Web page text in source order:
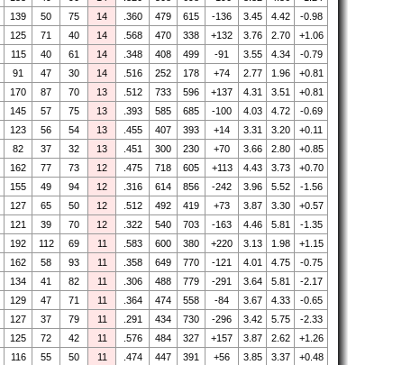
139 50 75 14 .360 479 615 -136 3.45 4.42
-0.98
125 71 40 14 .568 470 338 +132 3.76 2.70
+1.06
115 40 61 14 .348 408 499 -91 3.55 4.34
-0.79
91 47 30 14 .516 252 178 +74 2.77 1.96
+0.81
170 87 70 13 .512 733 596 +137 4.31 3.51
+0.81
145 57 75 13 .393 585 685 -100 4.03 4.72
-0.69
123 56 54 13 .455 407 393 +14 3.31 3.20
+0.11
82 37 32 13 .451 300 230 +70 3.66 2.80
+0.85
162 77 73 12 .475 718 605 +113 4.43 3.73
+0.70
155 49 94 12 .316 614 856 -242 3.96 5.52
-1.56
127 65 50 12 .512 492 419 +73 3.87 3.30
+0.57
121 39 70 12 .322 540 703 -163 4.46 5.81
-1.35
192 112 69 11 .583 600 380 +220 3.13 1.98
+1.15
162 58 93 11 .358 649 770 -121 4.01 4.75
-0.75
134 41 82 11 .306 488 779 -291 3.64 5.81
-2.17
129 47 71 11 .364 474 558 -84 3.67 4.33
-0.65
127 37 79 11 .291 434 730 -296 3.42 5.75
-2.33
125 72 42 11 .576 484 327 +157 3.87 2.62
+1.26
116 55 50 11 .474 447 391 +56 3.85 3.37
+0.48